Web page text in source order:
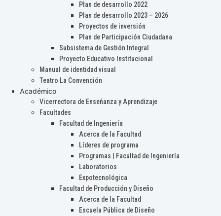
Plan de desarrollo 2022
Plan de desarrollo 2023 – 2026
Proyectos de inversión
Plan de Participación Ciudadana
Subsistema de Gestión Integral
Proyecto Educativo Institucional
Manual de identidad visual
Teatro La Convención
Académico
Vicerrectora de Enseñanza y Aprendizaje
Facultades
Facultad de Ingeniería
Acerca de la Facultad
Líderes de programa
Programas | Facultad de Ingeniería
Laboratorios
Expotecnológica
Facultad de Producción y Diseño
Acerca de la Facultad
Escuela Pública de Diseño